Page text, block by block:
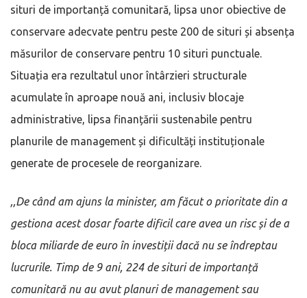
situri de importanță comunitară, lipsa unor obiective de
conservare adecvate pentru peste 200 de situri și absența
măsurilor de conservare pentru 10 situri punctuale.
Situația era rezultatul unor întârzieri structurale
acumulate în aproape nouă ani, inclusiv blocaje
administrative, lipsa finanțării sustenabile pentru
planurile de management și dificultăți instituționale
generate de procesele de reorganizare.
,,De când am ajuns la minister, am făcut o prioritate din a
gestiona acest dosar foarte dificil care avea un risc și de a
bloca miliarde de euro în investiții dacă nu se îndreptau
lucrurile. Timp de 9 ani, 224 de situri de importanță
comunitară nu au avut planuri de management sau